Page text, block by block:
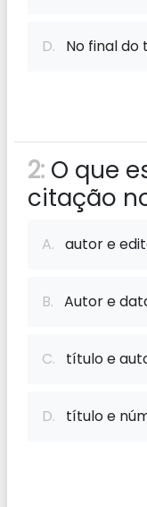
D. No final do
2: O que
citação
A. autor e
B. Autor e
C. título e
D. título e